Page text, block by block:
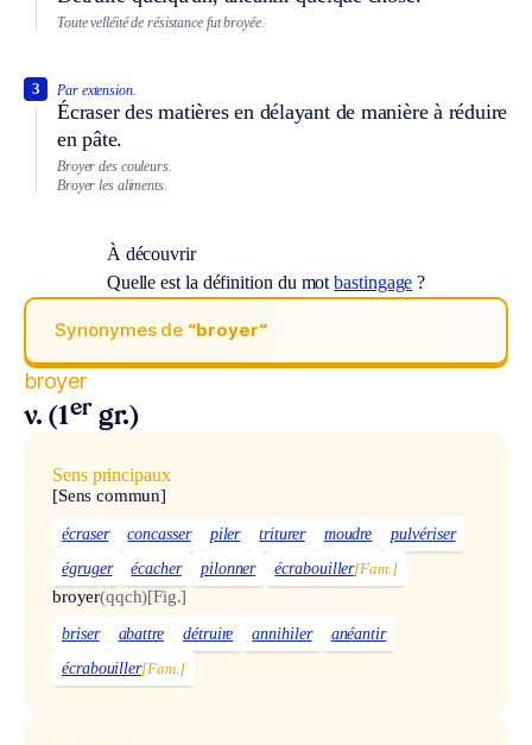
Toute velléité de résistance fut broyée.
Par extension.
Écraser des matières en délayant de manière à réduire
en pâte.
3
Broyer des couleurs.
Broyer les aliments.
À découvrir
Quelle est la définition du motbastingage ?
Synonymes de “broyer“
broyer
v. (1er gr.)
Sens principaux
[Sens commun]
écraser concasser piler triturer moudre
pulvériser
égruger
écacher pilonner écrabouiller[Fam.]
broyer(qqch)[Fig.]
briser abattre détruire annihiler
anéantir
écrabouiller[Fam.]